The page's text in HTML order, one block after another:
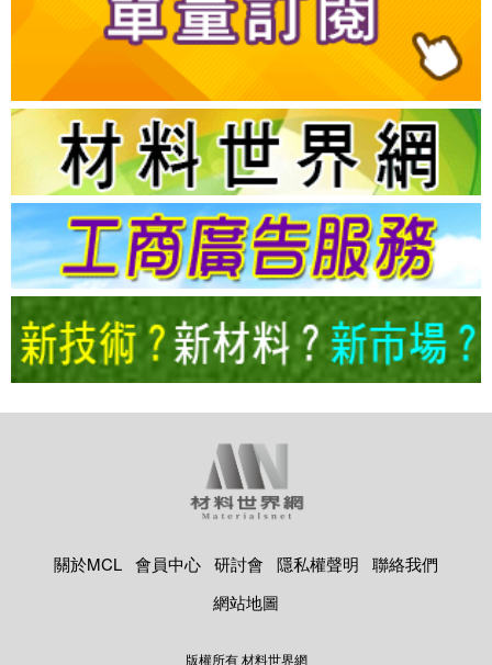
關於MCL 會員中心 研討會 隱私權聲明
聯絡我們
網站地圖
版權所有 材料世界網